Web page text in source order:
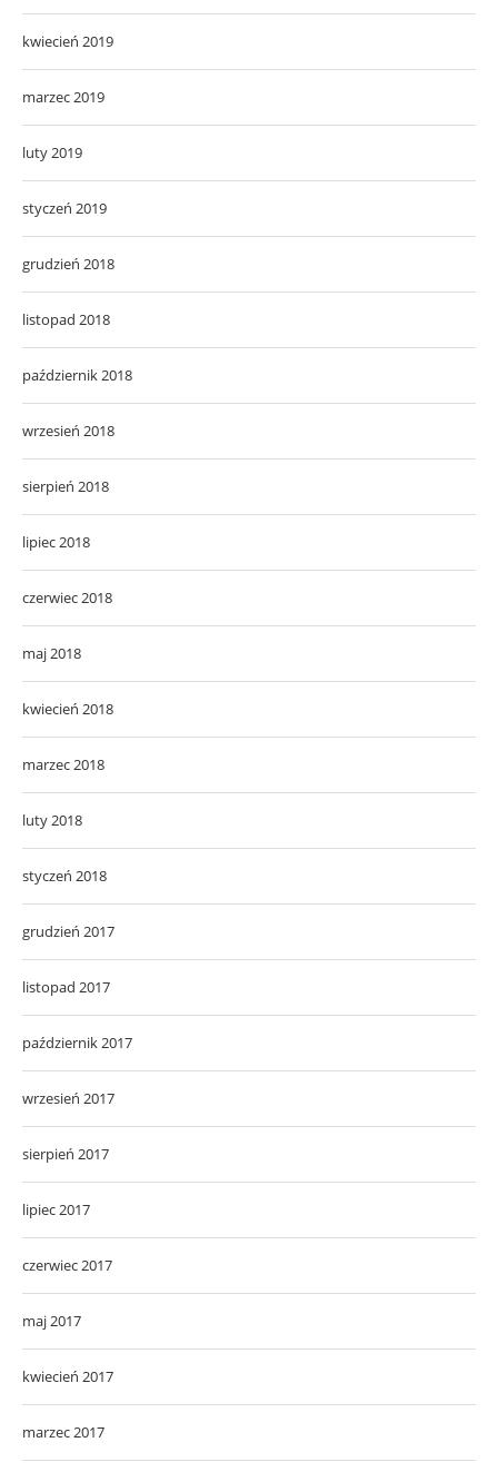
kwiecień 2019
marzec 2019
luty 2019
styczeń 2019
grudzień 2018
listopad 2018
październik 2018
wrzesień 2018
sierpień 2018
lipiec 2018
czerwiec 2018
maj 2018
kwiecień 2018
marzec 2018
luty 2018
styczeń 2018
grudzień 2017
listopad 2017
październik 2017
wrzesień 2017
sierpień 2017
lipiec 2017
czerwiec 2017
maj 2017
kwiecień 2017
marzec 2017